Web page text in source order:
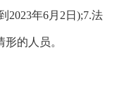
2023年6月2日);7.法
的人员。